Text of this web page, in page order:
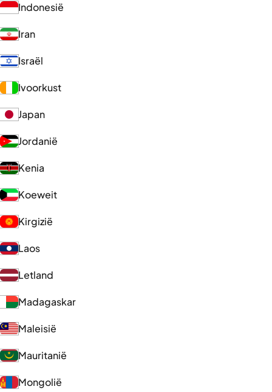
Indonesië
Iran
Israël
Ivoorkust
Japan
Jordanië
Kenia
Koeweit
Kirgizië
Laos
Letland
Madagaskar
Maleisië
Mauritanië
Mongolië